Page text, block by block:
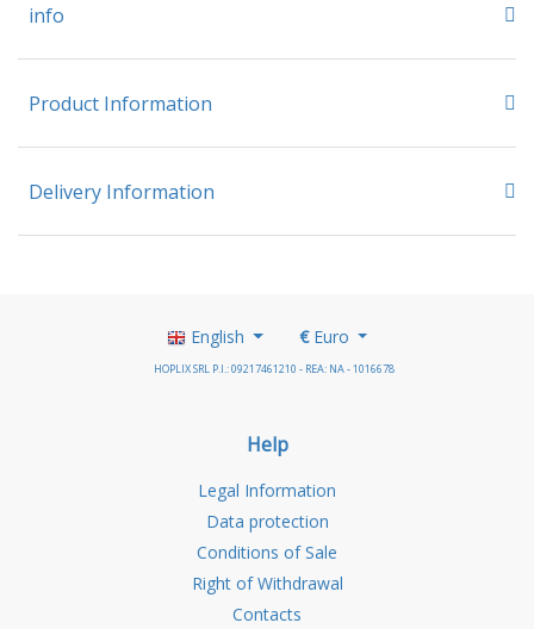
info
Product Information
Delivery Information
English €Euro
HOPLIX SRL P.I.: 09217461210 - REA: NA - 1016678
Help
Legal Information
Data protection
Conditions of Sale
Right of Withdrawal
Contacts